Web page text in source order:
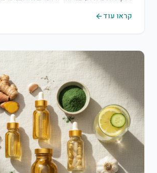
של צמחי מרפא שעוזרת להשיב לגוף שקט ואיזון.
קראו עוד